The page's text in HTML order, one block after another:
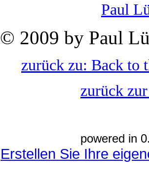
Paul
© 2009 by Paul
zurück zu: Back to
zurück
powered in
Erstellen Sie Ihre